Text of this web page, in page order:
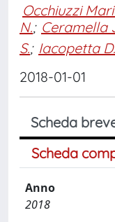
Occhiuzzi
N.; Ceramella
S.; Iacopetta D.
2018-01-01
Scheda
Scheda
Anno
2018